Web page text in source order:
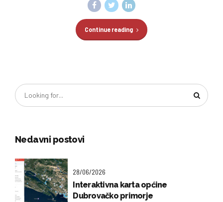
Continue reading
Nedavni postovi
28/06/2026
Interaktivna karta općine
Dubrovačko primorje